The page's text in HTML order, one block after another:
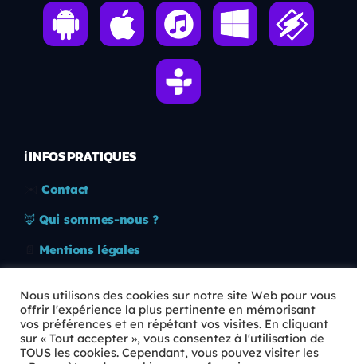
ℹ️ INFOS PRATIQUES
Contact
🦊 Qui sommes-nous ?
Mentions légales
🛡️ RGPD
Copyright © 2026 Animkids. Tous droits réservés.
Nous utilisons des cookies sur notre site Web pour vous
offrir l'expérience la plus pertinente en mémorisant
vos préférences et en répétant vos visites. En cliquant
sur « Tout accepter », vous consentez à l'utilisation de
TOUS les cookies. Cependant, vous pouvez visiter les